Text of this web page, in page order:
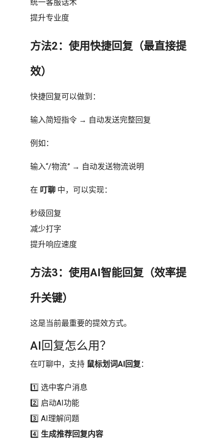
统一客服话术
提升专业度
方法2：使用快捷回复（最直接提
效）
快捷回复可以做到：
输入简短指令 → 自动发送完整回复
例如：
输入“/物流” → 自动发送物流说明
在 叮聊 中，可以实现：
秒级回复
减少打字
提升响应速度
方法3：使用AI智能回复（效率提
升关键）
这是当前最重要的提效方式。
AI回复怎么用？
在叮聊中，支持 鼠标划词AI回复 ：
1️⃣ 选中客户消息
2️⃣ 启动AI功能
3️⃣ AI理解问题
4️⃣ 生成推荐回复内容